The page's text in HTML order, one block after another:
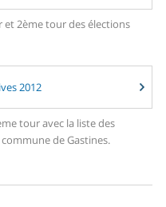
et 2ème tour des élections
2012
tour avec la liste des
de Gastines.